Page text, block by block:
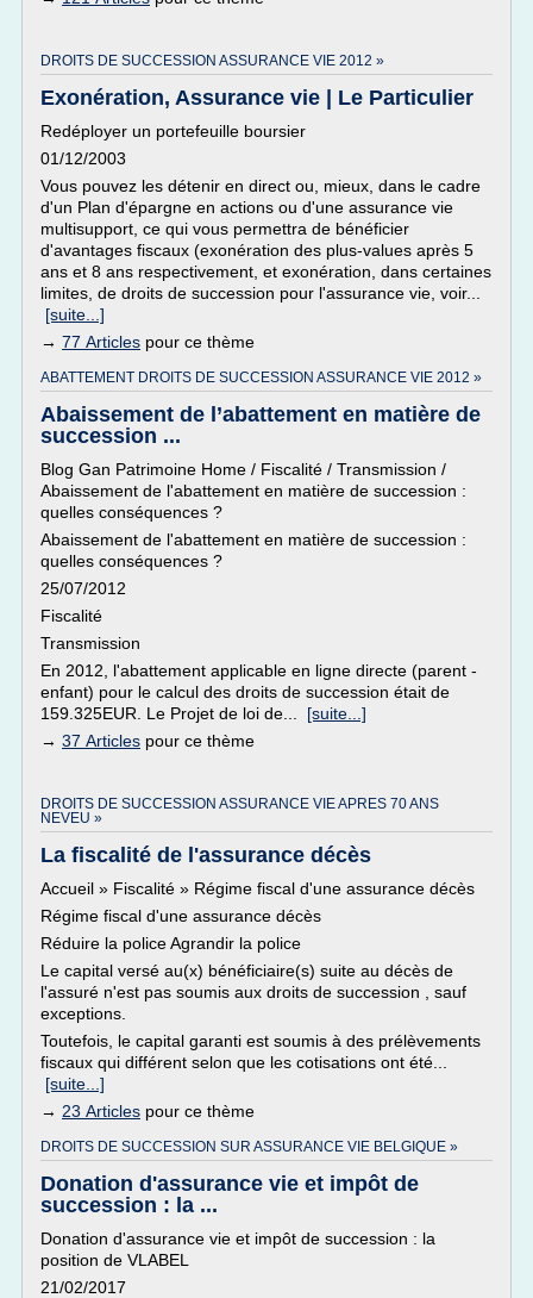
DROITS DE SUCCESSION ASSURANCE VIE 2012 »
Exonération, Assurance vie | Le Particulier
Redéployer un portefeuille boursier
01/12/2003
Vous pouvez les détenir en direct ou, mieux, dans le cadre
d'un Plan d'épargne en actions ou d'une assurance vie
multisupport, ce qui vous permettra de bénéficier
d'avantages fiscaux (exonération des plus-values après 5
ans et 8 ans respectivement, et exonération, dans certaines
limites, de droits de succession pour l'assurance vie, voir...
[suite...]
→ 77 Articles pour ce thème
ABATTEMENT DROITS DE SUCCESSION ASSURANCE VIE 2012 »
Abaissement de l’abattement en matière de
succession ...
Blog Gan Patrimoine Home / Fiscalité / Transmission /
Abaissement de l'abattement en matière de succession :
quelles conséquences ?
Abaissement de l'abattement en matière de succession :
quelles conséquences ?
25/07/2012
Fiscalité
Transmission
En 2012, l'abattement applicable en ligne directe (parent -
enfant) pour le calcul des droits de succession était de
159.325EUR. Le Projet de loi de... [suite...]
→ 37 Articles pour ce thème
DROITS DE SUCCESSION ASSURANCE VIE APRES 70 ANS
NEVEU »
La fiscalité de l'assurance décès
Accueil » Fiscalité » Régime fiscal d'une assurance décès
Régime fiscal d'une assurance décès
Réduire la police Agrandir la police
Le capital versé au(x) bénéficiaire(s) suite au décès de
l'assuré n'est pas soumis aux droits de succession , sauf
exceptions.
Toutefois, le capital garanti est soumis à des prélèvements
fiscaux qui différent selon que les cotisations ont été...
[suite...]
→ 23 Articles pour ce thème
DROITS DE SUCCESSION SUR ASSURANCE VIE BELGIQUE »
Donation d'assurance vie et impôt de
succession : la ...
Donation d'assurance vie et impôt de succession : la
position de VLABEL
21/02/2017